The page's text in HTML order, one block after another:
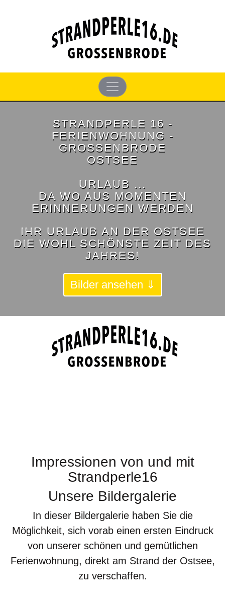
STRANDPERLE 16 -
FERIENWOHNUNG -
GROSSENBRODE
OSTSEE
URLAUB ...
DA WO AUS MOMENTEN
ERINNERUNGEN WERDEN
IHR URLAUB AN DER OSTSEE
DIE WOHL SCHÖNSTE ZEIT DES
JAHRES!
Bilder ansehen ⇓
Impressionen von und mit
Strandperle16
Unsere Bildergalerie
In dieser Bildergalerie haben Sie die
Möglichkeit, sich vorab einen ersten Eindruck
von unserer schönen und gemütlichen
Ferienwohnung, direkt am Strand der Ostsee,
zu verschaffen.